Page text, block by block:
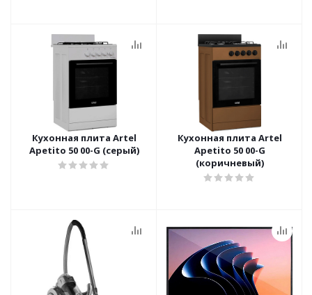
Кухонная плита Artel
Apetito 50 00-G (серый)
Кухонная плита Artel
Apetito 50 00-G
(коричневый)